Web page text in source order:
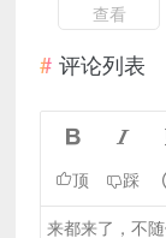
查看
评论列表
 
顶 踩